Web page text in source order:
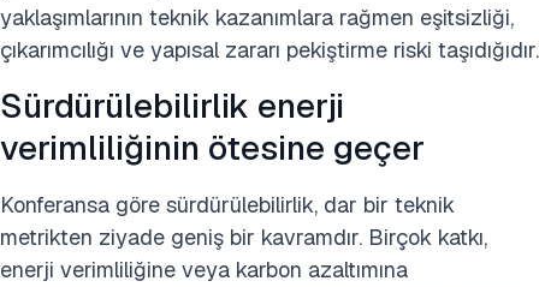
yaklaşımlarının teknik kazanımlara rağmen eşitsizliği,
çıkarımcılığı ve yapısal zararı pekiştirme riski taşıdığıdır.
Sürdürülebilirlik enerji
verimliliğinin ötesine geçer
Konferansa göre sürdürülebilirlik, dar bir teknik
metrikten ziyade geniş bir kavramdır. Birçok katkı,
enerji verimliliğine veya karbon azaltımına